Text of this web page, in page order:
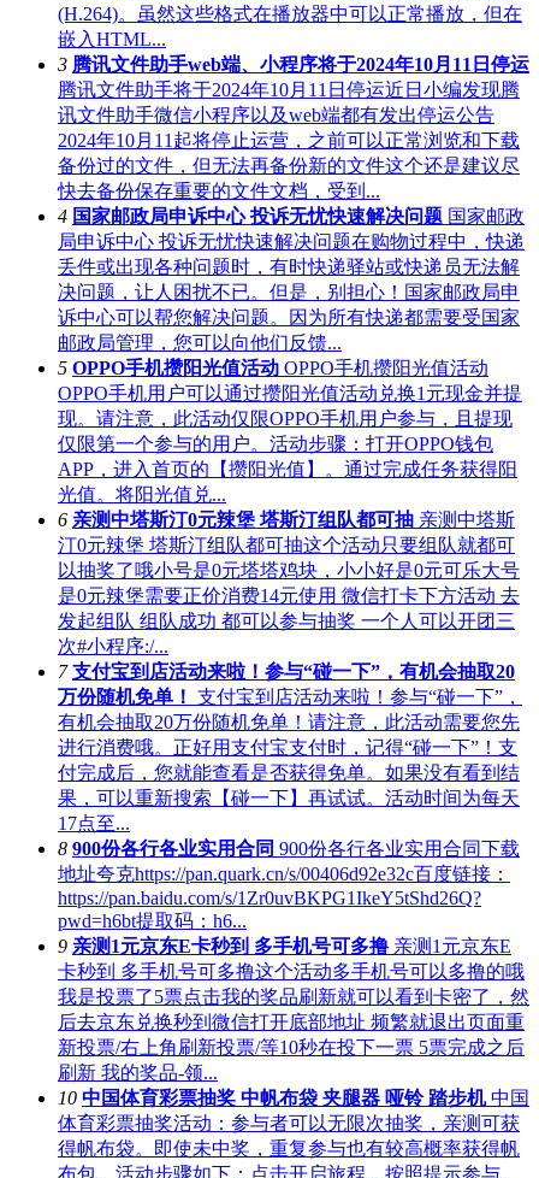
(H.264)。虽然这些格式在播放器中可以正常播放，但在
嵌入HTML...
3 腾讯文件助手web端、小程序将于2024年10月11日停运
腾讯文件助手将于2024年10月11日停运近日小编发现腾
讯文件助手微信小程序以及web端都有发出停运公告
2024年10月11起将停止运营，之前可以正常浏览和下载
备份过的文件，但无法再备份新的文件这个还是建议尽
快去备份保存重要的文件文档，受到...
4 国家邮政局申诉中心 投诉无忧快速解决问题 国家邮政
局申诉中心 投诉无忧快速解决问题在购物过程中，快递
丢件或出现各种问题时，有时快递驿站或快递员无法解
决问题，让人困扰不已。但是，别担心！国家邮政局申
诉中心可以帮您解决问题。因为所有快递都需要受国家
邮政局管理，您可以向他们反馈...
5 OPPO手机攒阳光值活动 OPPO手机攒阳光值活动
OPPO手机用户可以通过攒阳光值活动兑换1元现金并提
现。请注意，此活动仅限OPPO手机用户参与，且提现
仅限第一个参与的用户。活动步骤：打开OPPO钱包
APP，进入首页的【攒阳光值】。通过完成任务获得阳
光值。将阳光值兑...
6 亲测中塔斯汀0元辣堡 塔斯汀组队都可抽 亲测中塔斯
汀0元辣堡 塔斯汀组队都可抽这个活动只要组队就都可
以抽奖了哦小号是0元塔塔鸡块，小小好是0元可乐大号
是0元辣堡需要正价消费14元使用 微信打卡下方活动 去
发起组队 组队成功 都可以参与抽奖 一个人可以开团三
次#小程序:/...
7 支付宝到店活动来啦！参与“碰一下”，有机会抽取20
万份随机免单！ 支付宝到店活动来啦！参与“碰一下”，
有机会抽取20万份随机免单！请注意，此活动需要您先
进行消费哦。正好用支付宝支付时，记得“碰一下”！支
付完成后，您就能查看是否获得免单。如果没有看到结
果，可以重新搜索【碰一下】再试试。活动时间为每天
17点至...
8 900份各行各业实用合同 900份各行各业实用合同下载
地址夸克https://pan.quark.cn/s/00406d92e32c百度链接：
https://pan.baidu.com/s/1Zr0uvBKPG1IkeY5tShd26Q?
pwd=h6bt提取码：h6...
9 亲测1元京东E卡秒到 多手机号可多撸 亲测1元京东E
卡秒到 多手机号可多撸这个活动多手机号可以多撸的哦
我是投票了5票点击我的奖品刷新就可以看到卡密了，然
后去京东兑换秒到微信打开底部地址 频繁就退出页面重
新投票/右上角刷新投票/等10秒在投下一票 5票完成之后
刷新 我的奖品-领...
10 中国体育彩票抽奖 中帆布袋 夹腿器 哑铃 踏步机 中国
体育彩票抽奖活动：参与者可以无限次抽奖，亲测可获
得帆布袋。即使未中奖，重复参与也有较高概率获得帆
布包。活动步骤如下：点击开启旅程，按照提示参与。